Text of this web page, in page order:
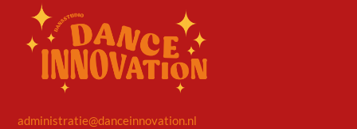
administratie@danceinnovation.nl